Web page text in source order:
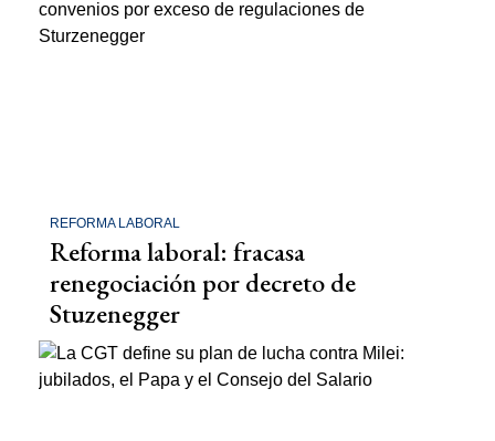
REFORMA LABORAL
Reforma laboral: fracasa
renegociación por decreto de
Stuzenegger